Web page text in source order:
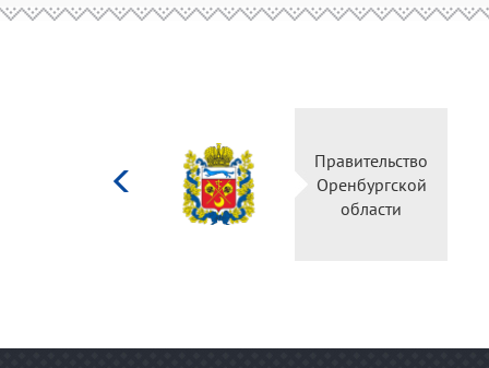
Правительство
Оренбургской
области